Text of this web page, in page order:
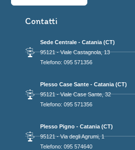
Contatti
Sede Centrale - Catania (CT)
95121 - Viale Castagnola, 13
Telefono: 095 571356
Plesso Case Sante - Catania (CT)
95121 - Viale Case Sante, 32
Telefono: 095 571356
Plesso Pigno - Catania (CT)
95121 - Via degli Agrumi, 1
Telefono: 095 574640